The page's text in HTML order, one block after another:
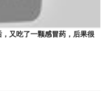
，又吃了一颗感冒药，后果很